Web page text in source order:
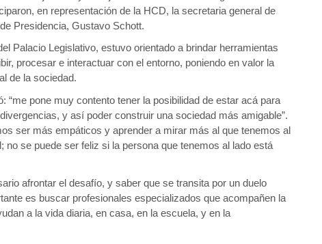
en representación de la HCD, la secretaria general de
Presidencia, Gustavo Schott.
Palacio Legislativo, estuvo orientado a brindar herramientas
procesar e interactuar con el entorno, poniendo en valor la
de la sociedad.
“me pone muy contento tener la posibilidad de estar acá para
y así poder construir una sociedad más amigable”.
ser más empáticos y aprender a mirar más al que tenemos al
no se puede ser feliz si la persona que tenemos al lado está
afrontar el desafío, y saber que se transita por un duelo
es buscar profesionales especializados que acompañen la
a la vida diaria, en casa, en la escuela, y en la